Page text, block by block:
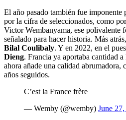
El año pasado también fue imponente
por la cifra de seleccionados, como
Victor Wembanyama, ese polivalente
señalado para hacer historia. Más
Bilal Coulibaly. Y en 2022, en el
Dieng. Francia ya aportaba cantidad
ahora añade una calidad abrumadora,
años seguidos.
C’est la France frère
— Wemby (@wemby) June